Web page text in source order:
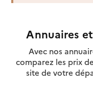
Annuaires
Avec nos
comparez les prix
site de votre